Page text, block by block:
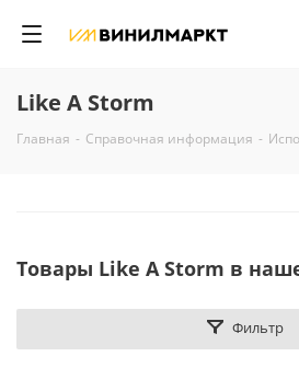
Like A Storm
Главная - Справочная информация -
Товары Like A Storm в
Фильтр